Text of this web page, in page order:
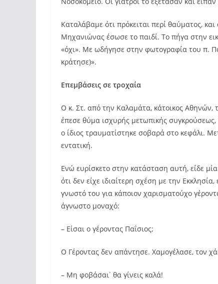
Καταλάβαμε ότι πρόκειται περί θαύματος,
Μηχανιώνας έσωσε το παιδί. Το πήγα στην
«όχι». Με ωδήγησε στην φωτογραφία του π.
κράτησε)».
Επεμβάσεις σε τροχαία
Ο κ. Στ. από την Καλαμάτα, κάτοικος Αθηνών,
έπεσε θύμα ισχυρής μετωπικής συγκρούσεως,
ο ίδιος τραυματίστηκε σοβαρά στο κεφάλι.
εντατική.
Ενώ ευρίσκετο στην κατάσταση αυτή, είδε
ότι δεν είχε ιδιαίτερη σχέση με την
γνωστό του για κάποιον χαρισματούχο
άγνωστο μοναχό:
– Είσαι ο γέροντας Παΐσιος;
Ο Γέροντας δεν απάντησε. Χαμογέλασε, τον
– Μη φοβάσαι˙ θα γίνεις καλά!